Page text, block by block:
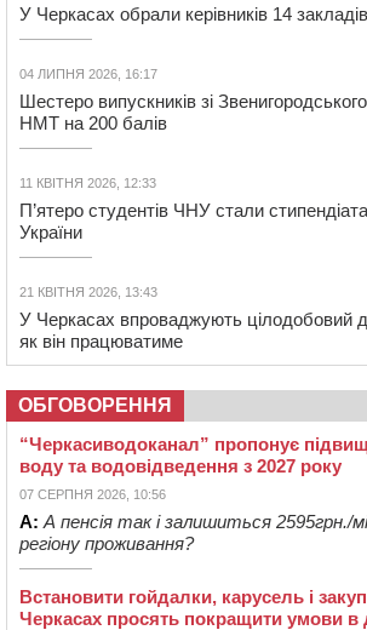
У Черкасах обрали керівників 14
04 ЛИПНЯ 2026, 16:17
Шестеро випускників зі
НМТ на 200 балів
11 КВІТНЯ 2026, 12:33
П’ятеро студентів ЧНУ стали
України
21 КВІТНЯ 2026, 13:43
У Черкасах впроваджують цілодобовий
як він працюватиме
ОБГОВОРЕННЯ
“Черкасиводоканал” пропонує
воду та водовідведення з 2027 року
07 СЕРПНЯ 2026, 10:56
А: А пенсія так і залишиться 2595грн./
регіону проживання?
Встановити гойдалки, карусель і
Черкасах просять покращити умови в